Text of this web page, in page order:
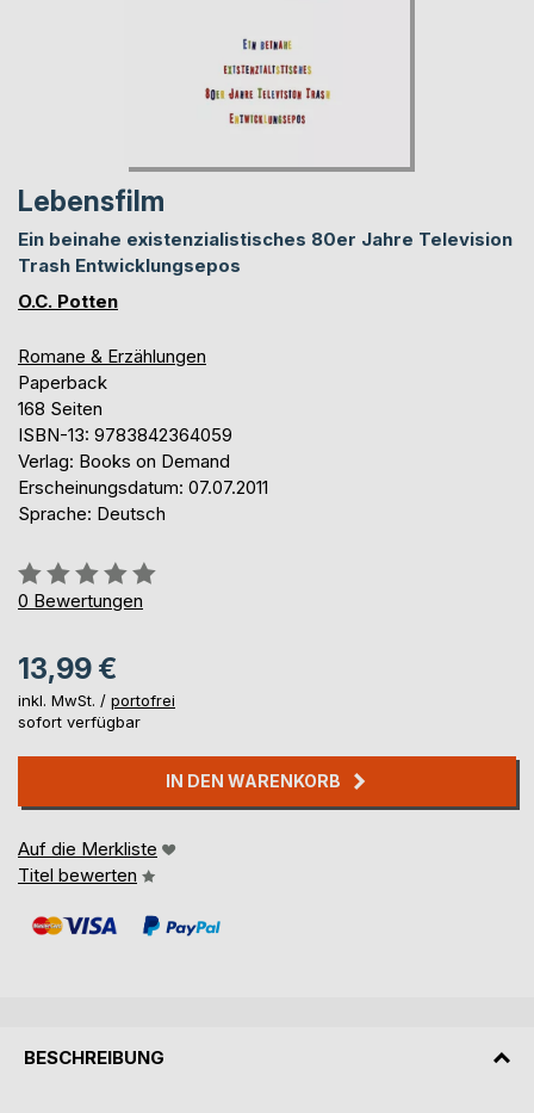
Lebensfilm
Ein beinahe existenzialistisches 80er Jahre Television
Trash Entwicklungsepos
O.C. Potten
Romane & Erzählungen
Paperback
168 Seiten
ISBN-13: 9783842364059
Verlag: Books on Demand
Erscheinungsdatum: 07.07.2011
Sprache: Deutsch
Bewertung::
0%
0 Bewertungen
13,99 €
inkl. MwSt. / portofrei
sofort verfügbar
IN DEN WARENKORB
Auf die Merkliste
Titel bewerten
BESCHREIBUNG